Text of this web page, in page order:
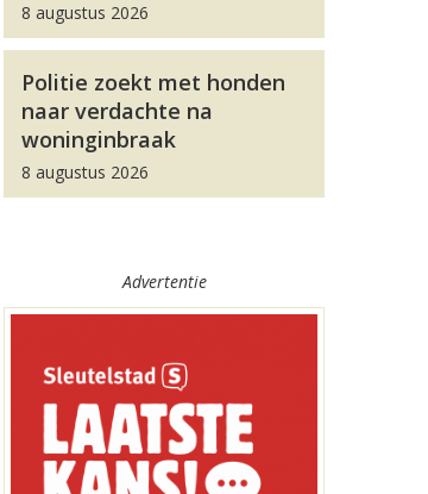
8 augustus 2026
Politie zoekt met honden
naar verdachte na
woninginbraak
8 augustus 2026
Advertentie